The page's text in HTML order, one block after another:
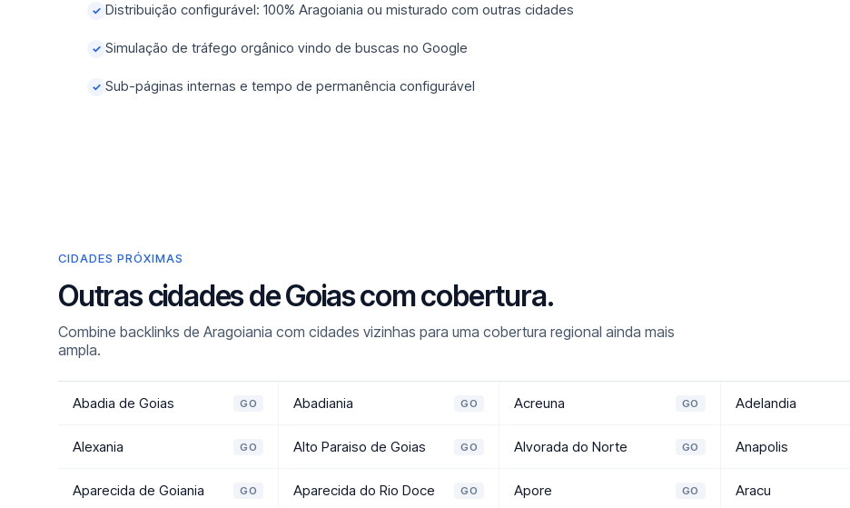
✓ Distribuição configurável: 100% Aragoiania ou misturado com outras cidades
✓ Simulação de tráfego orgânico vindo de buscas no Google
✓ Sub-páginas internas e tempo de permanência configurável
CIDADES PRÓXIMAS
Outras cidades de Goias com cobertura.
Combine backlinks de Aragoiania com cidades vizinhas para uma cobertura regional ainda mais
ampla.
Abadia de Goias GO Abadiania GO Acreuna GO Adelandia
Alexania GO Alto Paraiso de Goias GO Alvorada do Norte GO Anapolis
Aparecida de Goiania GO Aparecida do Rio Doce GO Apore GO Aracu